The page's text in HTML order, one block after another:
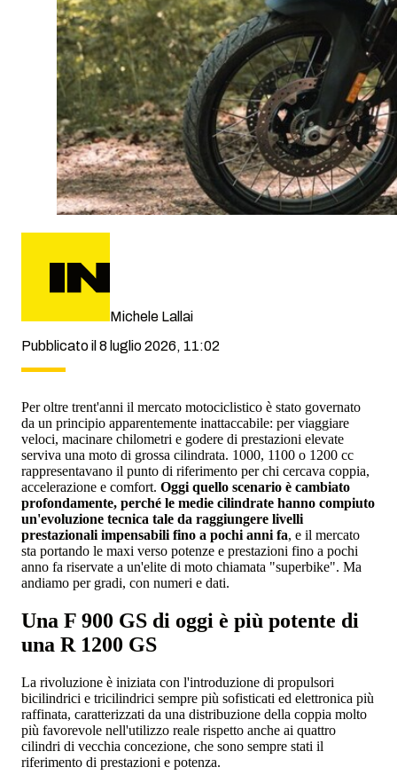
Michele Lallai
Pubblicato il 8 luglio 2026, 11:02
Per oltre trent'anni il mercato motociclistico è stato governato
da un principio apparentemente inattaccabile: per viaggiare
veloci, macinare chilometri e godere di prestazioni elevate
serviva una moto di grossa cilindrata. 1000, 1100 o 1200 cc
rappresentavano il punto di riferimento per chi cercava coppia,
accelerazione e comfort. Oggi quello scenario è cambiato
profondamente, perché le medie cilindrate hanno compiuto
un'evoluzione tecnica tale da raggiungere livelli
prestazionali impensabili fino a pochi anni fa, e il mercato
sta portando le maxi verso potenze e prestazioni fino a pochi
anno fa riservate a un'elite di moto chiamata "superbike". Ma
andiamo per gradi, con numeri e dati.
Una F 900 GS di oggi è più potente di
una R 1200 GS
La rivoluzione è iniziata con l'introduzione di propulsori
bicilindrici e tricilindrici sempre più sofisticati ed elettronica più
raffinata, caratterizzati da una distribuzione della coppia molto
più favorevole nell'utilizzo reale rispetto anche ai quattro
cilindri di vecchia concezione, che sono sempre stati il
riferimento di prestazioni e potenza.